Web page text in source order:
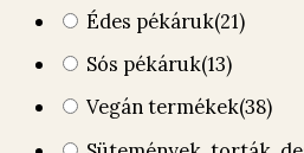
Édes pékáruk(21)
Sós pékáruk(13)
Vegán termékek(38)